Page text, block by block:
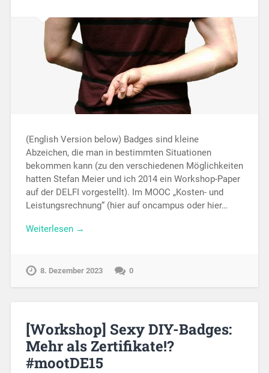
(English Version below) Badges sind kleine
Abzeichen, die man in bestimmten Situationen
bekommen kann (zu den verschiedenen Möglichkeiten
hatten Stefan Meier und ich 2014 ein Workshop-Paper
auf der DELFI vorgestellt). Im MOOC „Kosten- und
Leistungsrechnung“ (hier auf oncampus oder hier…
Weiterlesen →
8. Dezember 2023 0
[Workshop] Sexy DIY-Badges:
Mehr als Zertifikate!?
#mootDE15